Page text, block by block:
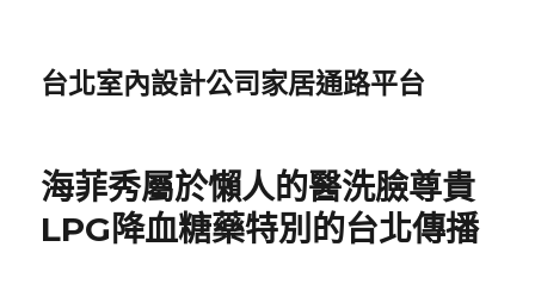
台北室內設計公司家居通路平台
海菲秀屬於懶人的醫洗臉尊貴
LPG降血糖藥特別的台北傳播